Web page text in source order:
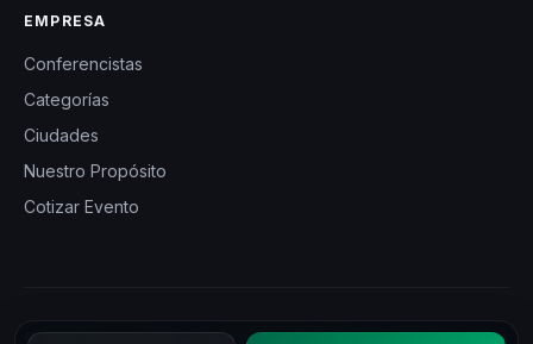
EMPRESA
Conferencistas
Categorías
Ciudades
Nuestro Propósito
Cotizar Evento
© 2026 CHM México — Charlas Motivacionales en México. Todos